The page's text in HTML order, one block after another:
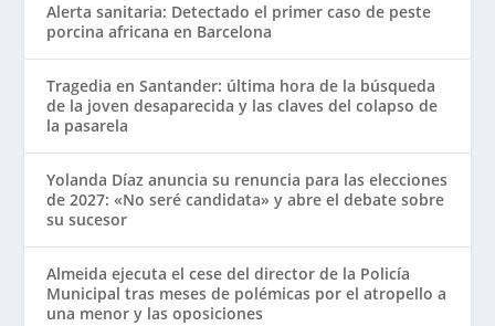
Alerta sanitaria: Detectado el primer caso de peste
porcina africana en Barcelona
Tragedia en Santander: última hora de la búsqueda
de la joven desaparecida y las claves del colapso de
la pasarela
Yolanda Díaz anuncia su renuncia para las elecciones
de 2027: «No seré candidata» y abre el debate sobre
su sucesor
Almeida ejecuta el cese del director de la Policía
Municipal tras meses de polémicas por el atropello a
una menor y las oposiciones